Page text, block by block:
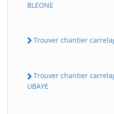
BLEONE
Trouver chantier
Trouver chantier
UBAYE